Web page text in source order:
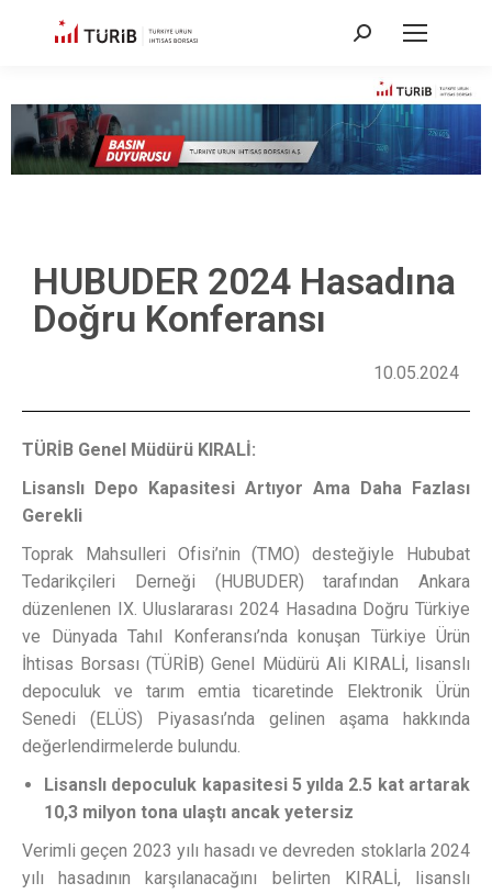
HUBUDER 2024 Hasadına
Doğru Konferansı
10.05.2024
TÜRİB Genel Müdürü KIRALİ:
Lisanslı Depo Kapasitesi Artıyor Ama Daha Fazlası
Gerekli
Toprak Mahsulleri Ofisi’nin (TMO) desteğiyle Hububat
Tedarikçileri Derneği (HUBUDER) tarafından Ankara
düzenlenen IX. Uluslararası 2024 Hasadına Doğru Türkiye
ve Dünyada Tahıl Konferansı’nda konuşan Türkiye Ürün
İhtisas Borsası (TÜRİB) Genel Müdürü Ali KIRALİ, lisanslı
depoculuk ve tarım emtia ticaretinde Elektronik Ürün
Senedi (ELÜS) Piyasası’nda gelinen aşama hakkında
değerlendirmelerde bulundu.
Lisanslı depoculuk kapasitesi 5 yılda 2.5 kat artarak
10,3 milyon tona ulaştı ancak yetersiz
Verimli geçen 2023 yılı hasadı ve devreden stoklarla 2024
yılı hasadının karşılanacağını belirten KIRALİ, lisanslı